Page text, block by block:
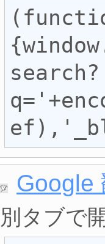
search?
Google
別タブで